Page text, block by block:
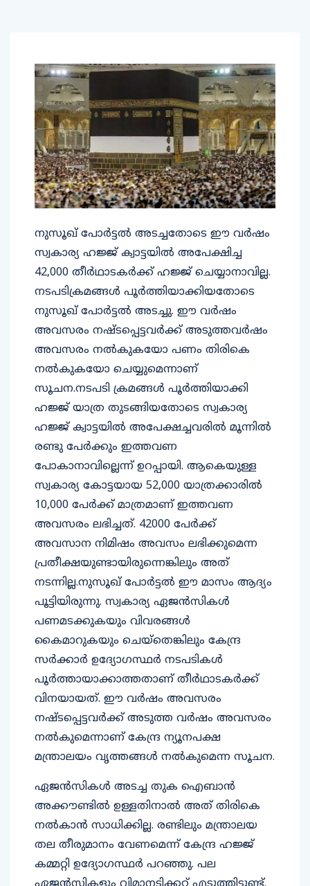
നുസൂഖ് പോർട്ടല്‍ അടച്ചതോടെ ഈ വർഷം
സ്വകാര്യ ഹജ്ജ് ക്വാട്ടയില്‍ അപേക്ഷിച്ച
42,000 തീർഥാടകർക്ക് ഹജ്ജ് ചെയ്യാനാവില്ല.
നടപടിക്രമങ്ങള്‍ പൂർത്തിയാക്കിയതോടെ
നുസൂഖ് പോർട്ടല്‍ അടച്ചു. ഈ വർഷം
അവസരം നഷ്ടപ്പെട്ടവർക്ക് അടുത്തവർഷം
അവസരം നൽകുകയോ പണം തിരികെ
നൽകുകയോ ചെയ്യുമെന്നാണ്
സൂചന.നടപടി ക്രമങ്ങള്‍ പൂർത്തിയാക്കി
ഹജ്ജ് യാത്ര തുടങ്ങിയതോടെ സ്വകാര്യ
ഹജ്ജ് ക്വാട്ടയില്‍ അപേക്ഷച്ചവരില്‍ മൂന്നില്‍
രണ്ടു പേർക്കും ഇത്തവണ
പോകാനാവില്ലെന്ന് ഉറപ്പായി. ആകെയുള്ള
സ്വകാര്യ കോട്ടയായ 52,000 യാത്രക്കാരില്‍
10,000 പേർക്ക് മാത്രമാണ് ഇത്തവണ
അവസരം ലഭിച്ചത്. 42000 പേർക്ക്
അവസാന നിമിഷം അവസം ലഭിക്കുമെന്ന
പ്രതീക്ഷയുണ്ടായിരുന്നെങ്കിലും അത്
നടന്നില്ല.നുസൂഖ് പോർട്ടല്‍ ഈ മാസം ആദ്യം
പൂട്ടിയിരുന്നു. സ്വകാര്യ ഏജന്‍സികള്‍
പണമടക്കുകയും വിവരങ്ങള്‍
കൈമാറുകയും ചെയ്തെങ്കിലും കേന്ദ്ര
സർക്കാർ ഉദ്യോഗസ്ഥർ നടപടികള്‍
പൂർത്തായാക്കാത്തതാണ് തീർഥാടകർക്ക്
വിനയായത്. ഈ വർഷം അവസരം
നഷ്ടപ്പെട്ടവർക്ക് അടുത്ത വർഷം അവസരം
നൽകുമെന്നാണ് കേന്ദ്ര ന്യൂനപക്ഷ
മന്ത്രാലയം വൃത്തങ്ങള്‍ നൽകുമെന്ന സൂചന.
ഏജൻസികള്‍ അടച്ച തുക ഐബാന്‍
അക്കൗണ്ടില്‍ ഉള്ളതിനാല്‍ അത് തിരികെ
നൽകാൻ സാധിക്കില്ല. രണ്ടിലും മന്ത്രാലയ
തല തീരുമാനം വേണമെന്ന് കേന്ദ്ര ഹജ്ജ്
കമ്മറ്റി ഉദ്യോഗസ്ഥർ പറഞ്ഞു. പല